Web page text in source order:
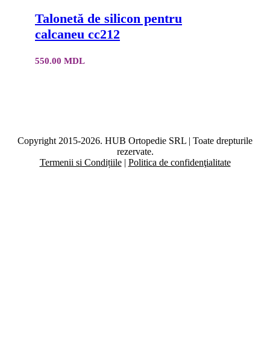
Talonetă de silicon pentru
calcaneu cc212
550.00 MDL
Copyright 2015-2026. HUB Ortopedie SRL | Toate drepturile
rezervate.
Termenii si Condițiile| Politica de confidenţialitate